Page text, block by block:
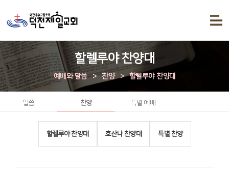
할렐루야 찬양대
예배와 말씀 > 찬양 > 할렐루야 찬양대
말씀 찬양 특별 예배
할렐루야 찬양대 호산나 찬양대 특별 찬양